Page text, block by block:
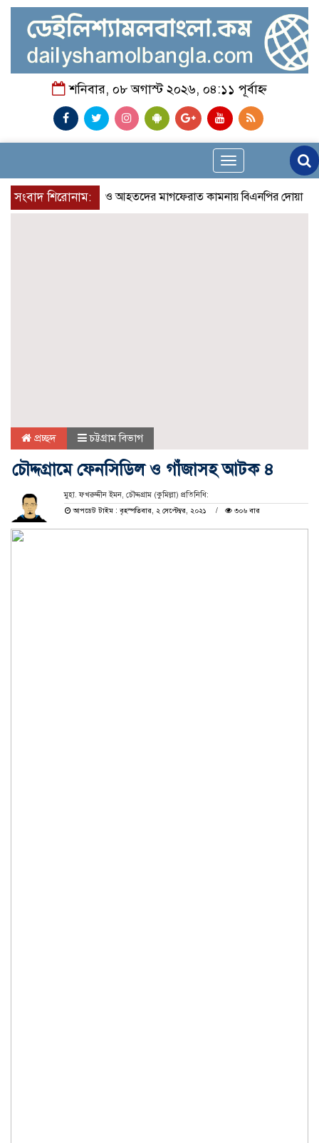
শনিবার, ০৮ অগাস্ট ২০২৬, ০৪:১১ পূর্বাহ্ন
Toggle
navigation
সংবাদ শিরোনাম:
অভ্যুত্থানে শহীদ ও আহতদের মাগফেরাত কামনায় বিএনপির দোয়া মাহফিল
প্রচ্ছদ চট্টগ্রাম বিভাগ
চৌদ্দগ্রামে ফেনসিডিল ও গাঁজাসহ আটক ৪
মুহা. ফখরুদ্দীন ইমন, চৌদ্দগ্রাম (কুমিল্লা) প্রতিনিধি:
আপডেট টাইম : বৃহস্পতিবার, ২ সেপ্টেম্বর, ২০২১
৩০৬ বার